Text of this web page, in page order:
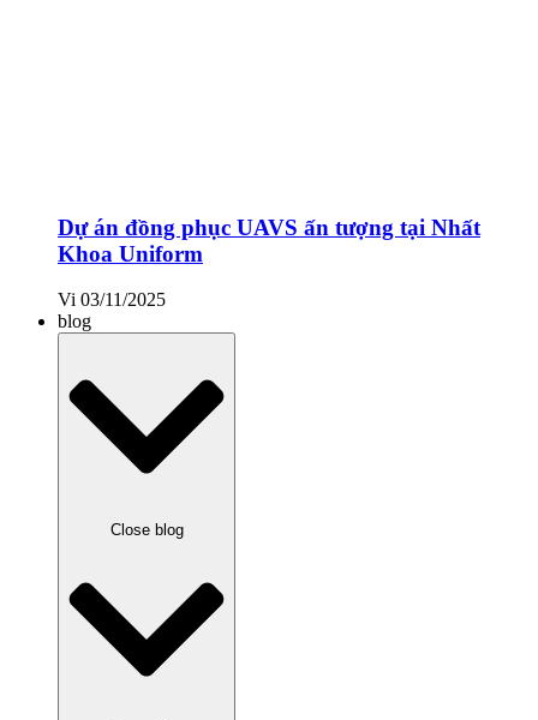
Dự án đồng phục UAVS ấn tượng tại Nhất
Khoa Uniform
Vi 03/11/2025
blog
Close blog